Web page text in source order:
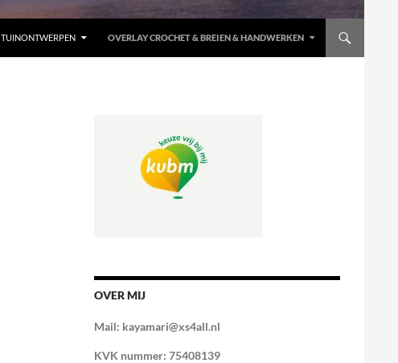
TUINONTWERPEN OVERLAY CROCHET & BREIEN & HANDWERKEN
OVER MIJ
Mail: kayamari@xs4all.nl
KVK nummer: 75408139